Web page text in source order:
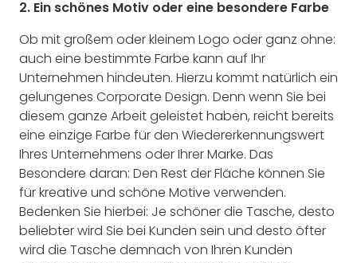
2. Ein schönes Motiv oder eine besondere Farbe
Ob mit großem oder kleinem Logo oder ganz ohne:
auch eine bestimmte Farbe kann auf Ihr
Unternehmen hindeuten. Hierzu kommt natürlich ein
gelungenes Corporate Design. Denn wenn Sie bei
diesem ganze Arbeit geleistet haben, reicht bereits
eine einzige Farbe für den Wiedererkennungswert
Ihres Unternehmens oder Ihrer Marke. Das
Besondere daran: Den Rest der Fläche können Sie
für kreative und schöne Motive verwenden.
Bedenken Sie hierbei: Je schöner die Tasche, desto
beliebter wird Sie bei Kunden sein und desto öfter
wird die Tasche demnach von Ihren Kunden